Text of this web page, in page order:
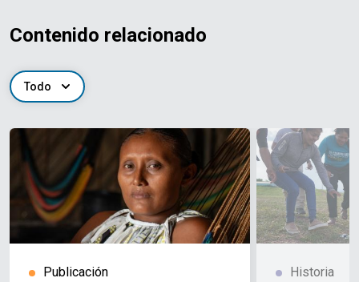
Contenido relacionado
Todo
Publicación Historia